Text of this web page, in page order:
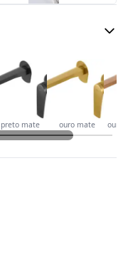
preto mate ouro mate ouro